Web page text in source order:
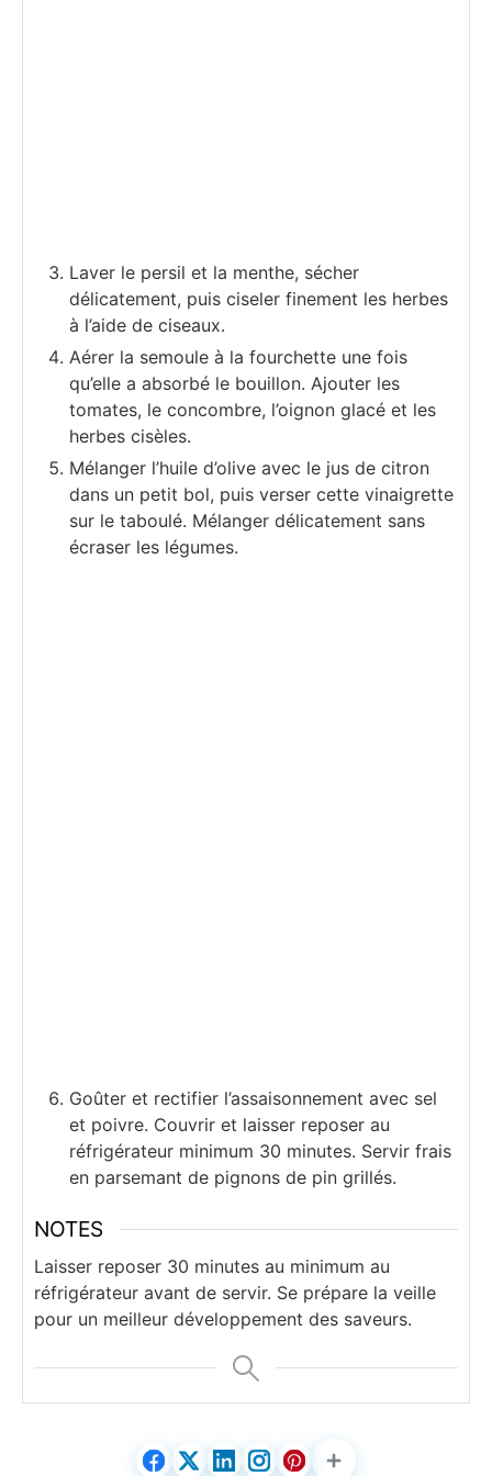
Laver le persil et la menthe, sécher
délicatement, puis ciseler finement les herbes
à l’aide de ciseaux.
Aérer la semoule à la fourchette une fois
qu’elle a absorbé le bouillon. Ajouter les
tomates, le concombre, l’oignon glacé et les
herbes cisèles.
Mélanger l’huile d’olive avec le jus de citron
dans un petit bol, puis verser cette vinaigrette
sur le taboulé. Mélanger délicatement sans
écraser les légumes.
Goûter et rectifier l’assaisonnement avec sel
et poivre. Couvrir et laisser reposer au
réfrigérateur minimum 30 minutes. Servir frais
en parsemant de pignons de pin grillés.
NOTES
Laisser reposer 30 minutes au minimum au
réfrigérateur avant de servir. Se prépare la veille
pour un meilleur développement des saveurs.